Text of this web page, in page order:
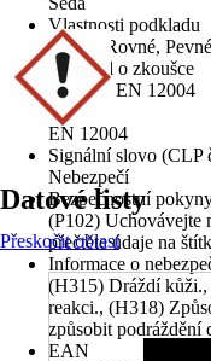
Vlastnosti podkladu
Suché, Rovné,
Protokol o zkoušce
C1T dle EN 12004
Normy
EN 12004
Signální slovo (CLP
Nebezpečí
Bezpečnostní
(P102) Uchovávejte
přečtěte údaje na
Informace o
(H315) Dráždí
reakci., (H318)
způsobit podráždění
EAN
Datové listy
Přeskočit oblast